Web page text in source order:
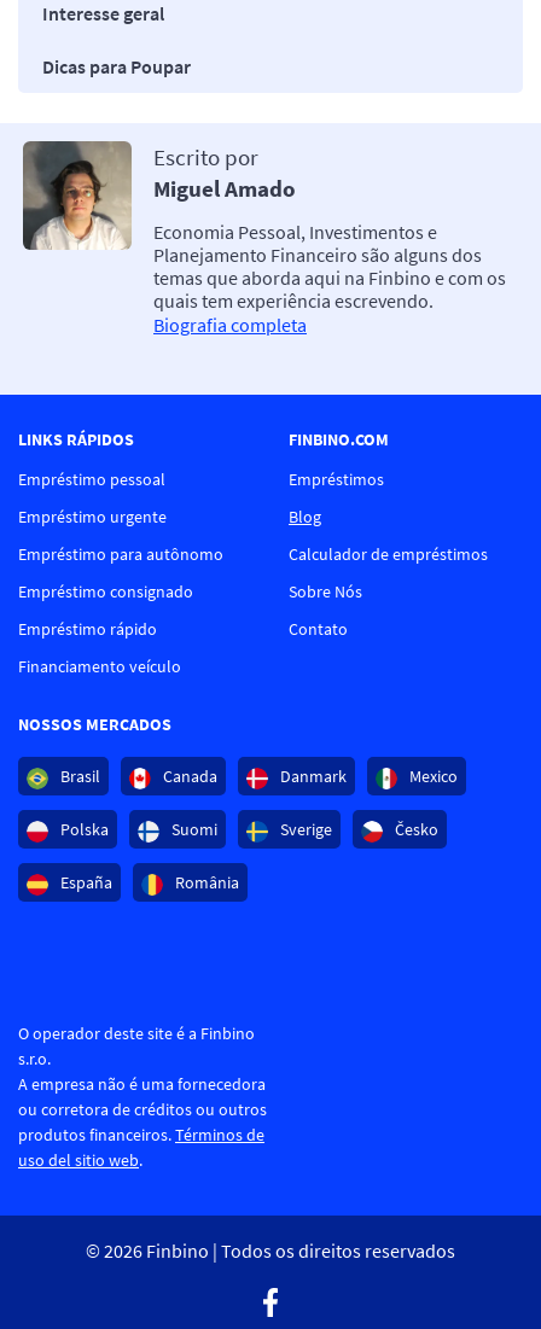
Interesse geral
Dicas para Poupar
Escrito por
Miguel Amado
Economia Pessoal, Investimentos e
Planejamento Financeiro são alguns dos
temas que aborda aqui na Finbino e com os
quais tem experiência escrevendo.
Biografia completa
LINKS RÁPIDOS
Empréstimo pessoal
Empréstimo urgente
Empréstimo para autônomo
Empréstimo consignado
Empréstimo rápido
Financiamento veículo
FINBINO.COM
Empréstimos
Blog
Calculador de empréstimos
Sobre Nós
Contato
NOSSOS MERCADOS
Brasil Canada Danmark Mexico
Polska Suomi Sverige Česko
España România
O operador deste site é a Finbino
s.r.o.
A empresa não é uma fornecedora
ou corretora de créditos ou outros
produtos financeiros.Términos de
uso del sitio web.
© 2026 Finbino | Todos os direitos reservados